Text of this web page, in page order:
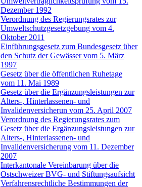
Dezember 1992
Verordnung des Regierungsrates zur
Umweltschutzgesetzgebung vom 4.
Oktober 2011
Einführungsgesetz zum Bundesgesetz über
den Schutz der Gewässer vom 5. März
1997
Gesetz über die öffentlichen Ruhetage
vom 11. Mai 1989
Gesetz über die Ergänzungsleistungen zur
Alters-, Hinterlassenen- und
Invalidenversicherun vom 25. April 2007
Verordnung des Regierungsrates zum
Gesetz über die Ergänzungsleistungen zur
Alters-, Hinterlassenen- und
Invalidenversicherung vom 11. Dezember
2007
Interkantonale Vereinbarung über die
Ostschweizer BVG- und Stiftungsaufsicht
Verfahrensrechtliche Bestimmungen der